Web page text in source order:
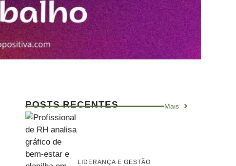
POSTS RECENTES Mais
LIDERANÇA E GESTÃO